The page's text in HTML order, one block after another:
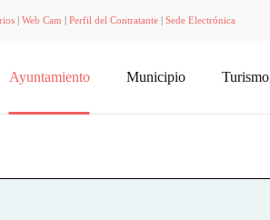
Web Cam Perfil del Contratante Sede Electrónica
Ayuntamiento Municipio Turismo